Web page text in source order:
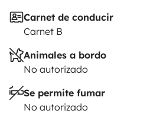
Carnet de conducir
Carnet B
Animales a bordo
No autorizado
Se permite fumar
No autorizado